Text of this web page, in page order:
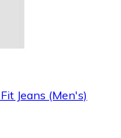
Jeans (Men's)